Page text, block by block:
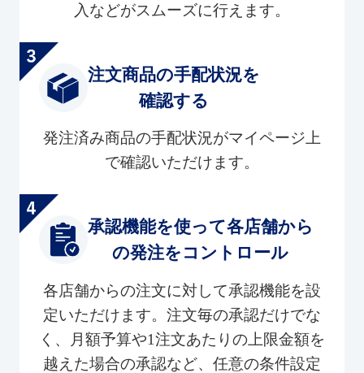
入などがスムーズに行えます。
注文商品の手配状況を
確認する
発注済み商品の手配状況がマイページ上
で確認いただけます。
承認機能を使って各店舗から
の発注をコントロール
各店舗からの注文に対して承認機能を設
定いただけます。注文毎の承認だけでな
く、月額予算や1注文あたりの上限金額を
越えた場合の承認など、任意の条件設定